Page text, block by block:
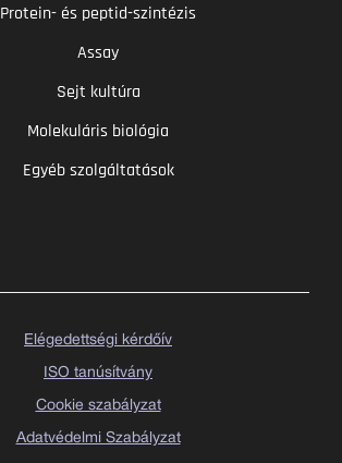
Protein- és peptid-szintézis
Assay
Sejt kultúra
Molekuláris biológia
Egyéb szolgáltatások
Elégedettségi kérdőív
ISO tanúsítvány
Cookie szabályzat
Adatvédelmi Szabályzat